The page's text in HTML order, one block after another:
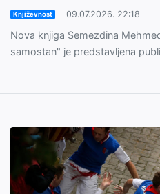
Književnost 09.07.2026. 22:18
Nova knjiga Semezdina
samostan" je predstavljena